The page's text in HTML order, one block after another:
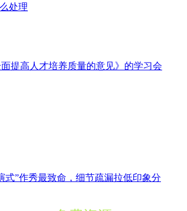
处理
提高人才培养质量的意见》的学习会
”作秀最致命，细节疏漏拉低印象分